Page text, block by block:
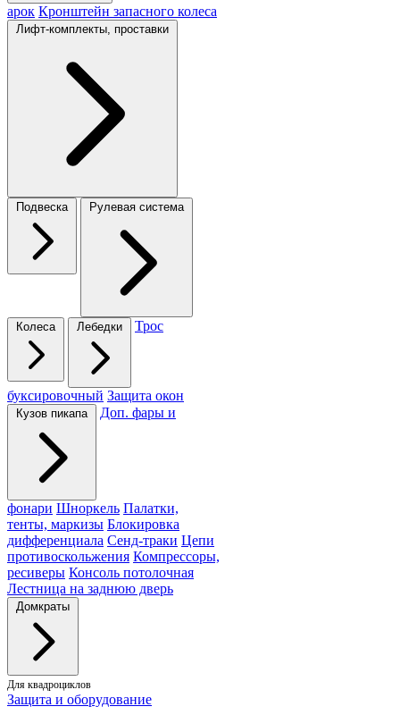
арок Кронштейн запасного колеса
Лифт-комплекты, проставки
Подвеска Рулевая система
Колеса Лебедки Трос
буксировочный Защита окон
Кузов пикапа Доп. фары и
фонари Шноркель Палатки,
тенты, маркизы Блокировка
дифференциала Сенд-траки Цепи
противоскольжения Компрессоры,
ресиверы Консоль потолочная
Лестница на заднюю дверь
Домкраты
Для квадроциклов
Защита и оборудование